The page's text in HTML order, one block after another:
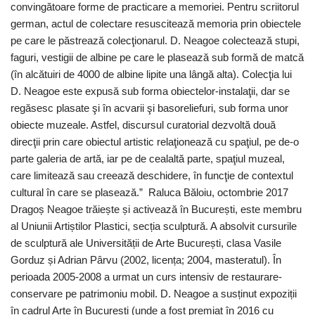
convingătoare forme de practicare a memoriei. Pentru scriitorul
german, actul de colectare resuscitează memoria prin obiectele
pe care le păstrează colecţionarul. D. Neagoe colectează stupi,
faguri, vestigii de albine pe care le plasează sub formă de matcă
(în alcătuiri de 4000 de albine lipite una lângă alta). Colecţia lui
D. Neagoe este expusă sub forma obiectelor-instalaţii, dar se
regăsesc plasate şi în acvarii şi basoreliefuri, sub forma unor
obiecte muzeale. Astfel, discursul curatorial dezvoltă două
direcţii prin care obiectul artistic relaţionează cu spaţiul, pe de-o
parte galeria de artă, iar pe de cealaltă parte, spaţiul muzeal,
care limitează sau creează deschidere, în funcţie de contextul
cultural în care se plasează.” ​Raluca Băloiu, octombrie 2017
Dragoș Neagoe trăiește și activează în București, este membru
al Uniunii Artiștilor Plastici, secția sculptură. A absolvit cursurile
de sculptură ale Universității de Arte București, clasa Vasile
Gorduz și Adrian Pârvu (2002, licența; 2004, masteratul). În
perioada 2005-2008 a urmat un curs intensiv de restaurare-
conservare pe patrimoniu mobil. D. Neagoe a susținut expoziții
în cadrul Arte în București (unde a fost premiat în 2016 cu